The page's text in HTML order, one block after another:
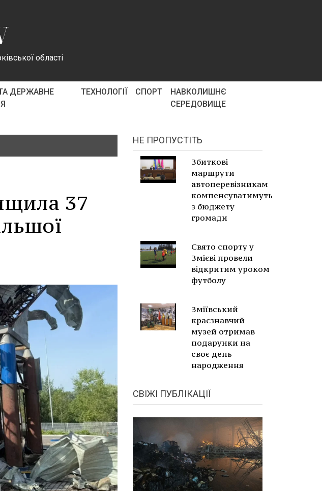
області
ДЕРЖАВНЕ
ТЕХНОЛОГІЇ СПОРТ
НАВКОЛИШНЄ
СЕРЕДОВИЩЕ
37
НЕ ПРОПУСТІТЬ
Збиткові
маршрути
автоперевізникам
компенсуватимуть
з бюджету
громади
Свято спорту у
Змієві провели
відкритим уроком
футболу
Зміївський
краєзнавчий
музей отримав
подарунки на
своє день
народження
СВІЖІ ПУБЛІКАЦІЇ